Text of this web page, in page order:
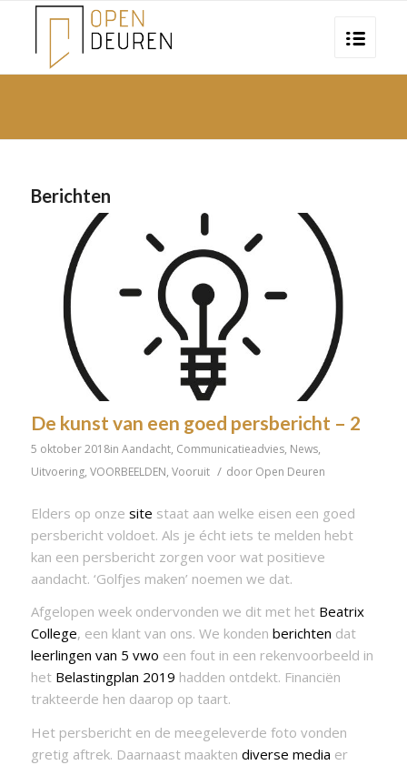
Berichten
De kunst van een goed persbericht – 2
5 oktober 2018in Aandacht, Communicatieadvies, News,
Uitvoering, VOORBEELDEN, Vooruit / door Open Deuren
Elders op onze site staat aan welke eisen een goed
persbericht voldoet. Als je écht iets te melden hebt
kan een persbericht zorgen voor wat positieve
aandacht. ‘Golfjes maken’ noemen we dat.
Afgelopen week ondervonden we dit met het Beatrix
College, een klant van ons. We konden berichten dat
leerlingen van 5 vwo een fout in een rekenvoorbeeld in
het Belastingplan 2019 hadden ontdekt. Financiën
trakteerde hen daarop op taart.
Het persbericht en de meegeleverde foto vonden
gretig aftrek. Daarnaast maakten diverse media er